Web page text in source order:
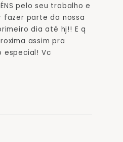
pelo seu trabalho e
fazer parte da nossa
dia até hj!! E q
assim pra
especial! Vc